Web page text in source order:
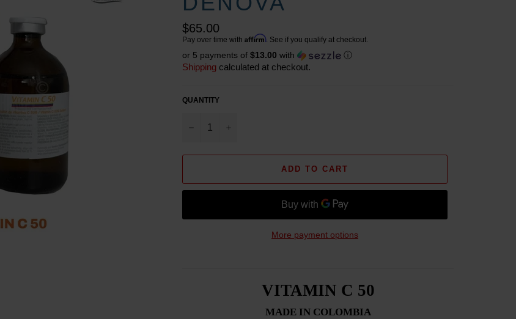
Regular
price
$65.00
Pay over time with Affirm . See if you qualify at checkout.
or 5 payments of $13.00 with ⓘ
Shipping calculated at checkout.
QUANTITY
ADD TO CART
More payment options
VITAMIN C 50
MADE IN COLOMBIA